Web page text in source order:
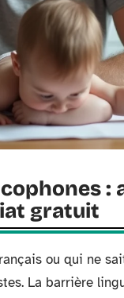
:
gratuit
ou qui ne
La barrière